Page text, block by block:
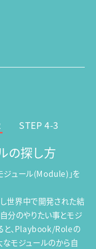
STEP 4-3
の探し方
ュール(Module)」を
世界中で開発された結
分のやりたい事とモジ
と、Playbook/Roleの
なモジュールのから自